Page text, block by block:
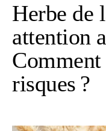
Herbe de
attention
risques ?